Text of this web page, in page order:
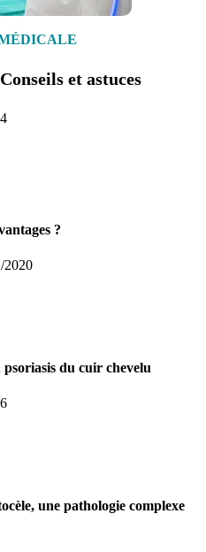
votre dossier médical en parallèle
et astuces
?
2020
du cuir chevelu
une pathologie complexe